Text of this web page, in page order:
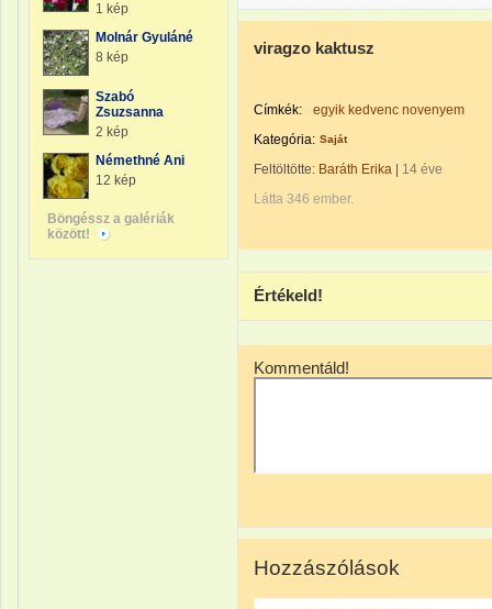
1 kép
Molnár Gyuláné
8 kép
Szabó
Zsuzsanna
2 kép
Némethné Ani
12 kép
Böngéssz a galériák
között!
viragzo kaktusz
Címkék:
egyik kedvenc novenyem
Kategória: Saját
Feltöltötte: Baráth Erika
14 éve
Látta 346 ember.
Értékeld!
Kommentáld!
Hozzászólások